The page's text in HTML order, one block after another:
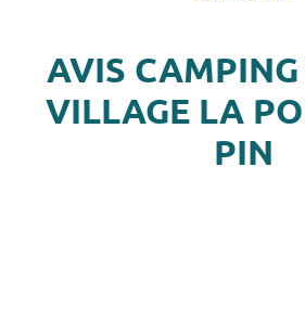
AVIS
VILLAGE LA
PIN